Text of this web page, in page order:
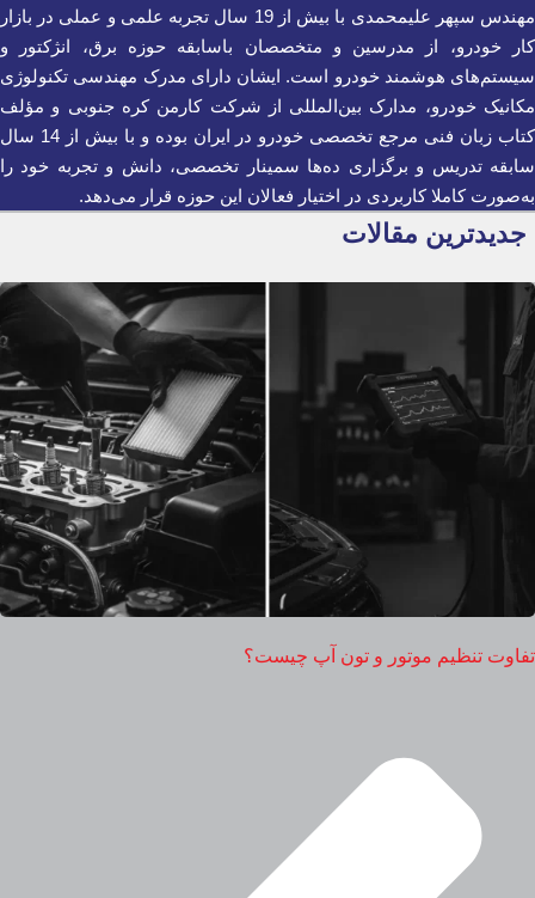
مهندس سپهر علیمحمدی با بیش از 19 سال تجربه علمی و عملی در بازار
کار خودرو، از مدرسین و متخصصان باسابقه حوزه برق، انژکتور و
سیستم‌های هوشمند خودرو است. ایشان دارای مدرک مهندسی تکنولوژی
مکانیک خودرو، مدارک بین‌المللی از شرکت کارمن کره جنوبی و مؤلف
کتاب زبان فنی مرجع تخصصی خودرو در ایران بوده و با بیش از 14 سال
سابقه تدریس و برگزاری ده‌ها سمینار تخصصی، دانش و تجربه خود را
به‌صورت کاملا کاربردی در اختیار فعالان این حوزه قرار می‌دهد.
جدیدترین مقالات
تفاوت تنظیم موتور و تون آپ چیست؟